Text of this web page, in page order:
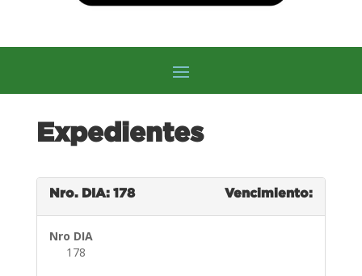
Expedientes
Nro. DIA: 178 Vencimiento:
Nro DIA
178